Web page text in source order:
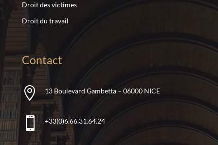
Droit des victimes
Droit du travail
Contact
 13 Boulevard Gambetta – 06000 NICE
 +33(0)6.66.31.64.24